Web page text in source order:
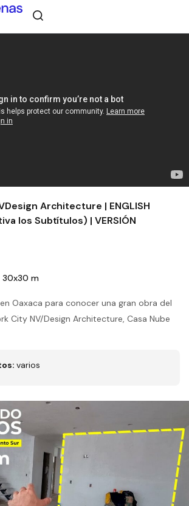
Architecture | ENGLISH
los Subtítulos) | VERSIÓN
30x30 m
Oaxaca para conocer una gran obra del
City NV/Design Architecture, Casa Nube
al valle. El uso de los materiales como el
una increíble apariencia y el toque
una casa de ensueño.
varios
Estado